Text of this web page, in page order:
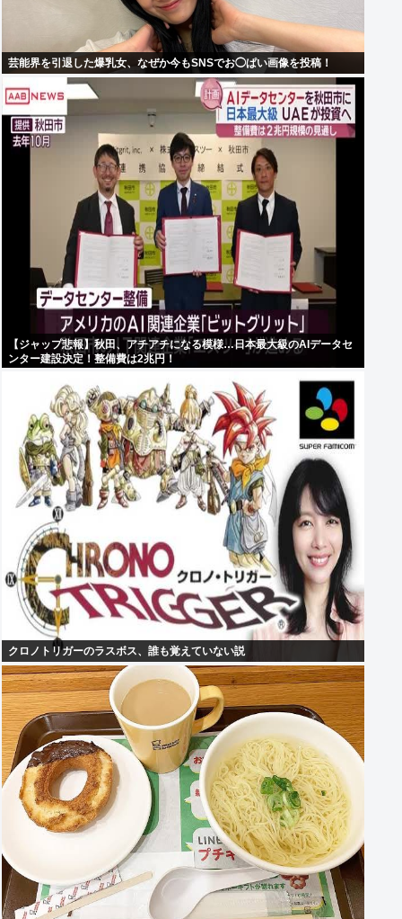
芸能界を引退した爆乳女、なぜか今もSNSでお◯ぱい画像を投稿！
【ジャップ悲報】秋田、アチアチになる模様…日本最大級のAIデータセ
ンター建設決定！整備費は2兆円！
クロノトリガーのラスボス、誰も覚えていない説